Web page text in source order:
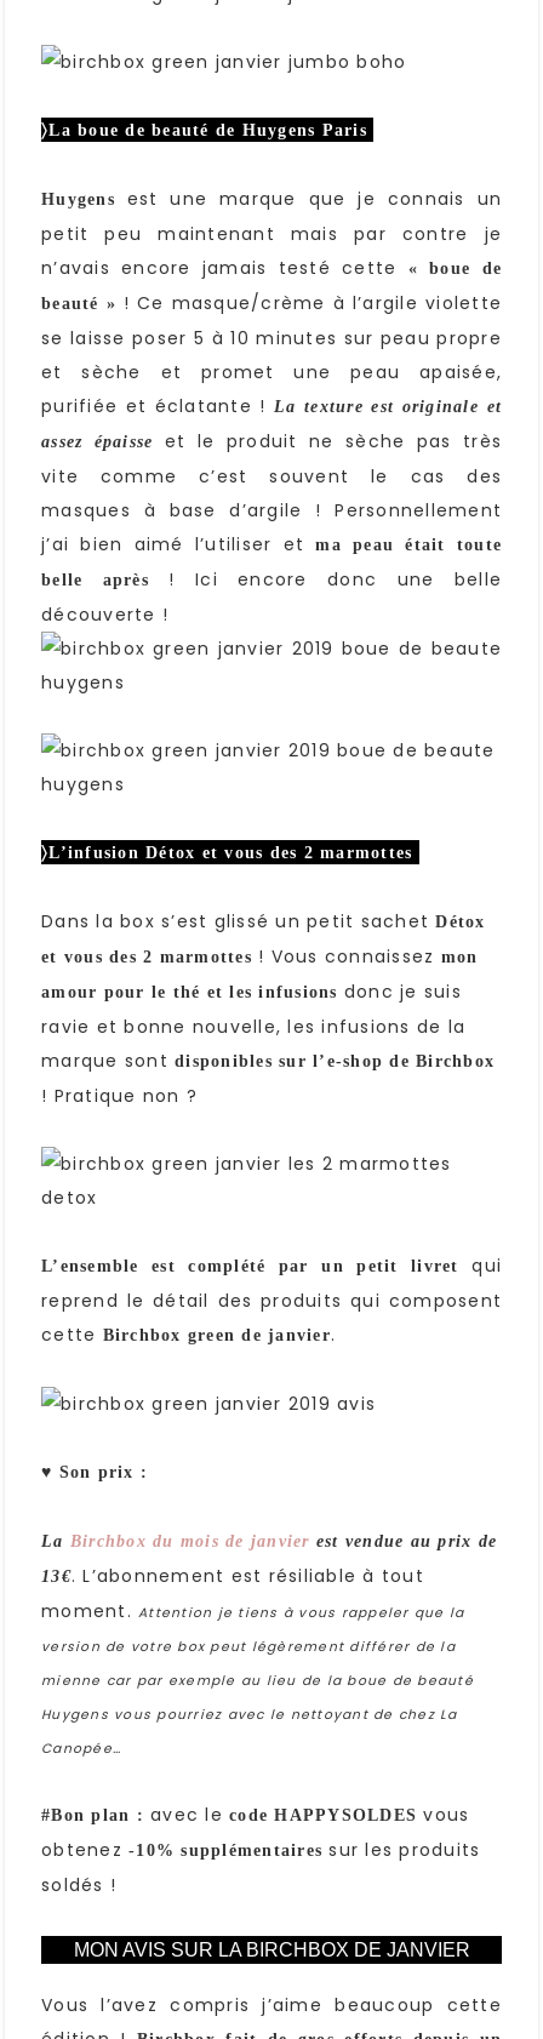
〉La boue de beauté de Huygens Paris
Huygens
est une marque que je connais un
petit peu maintenant mais par contre je
n’avais encore jamais testé cette
« boue de
beauté » ! Ce masque/crème à l’argile violette
se laisse poser 5 à 10 minutes sur peau propre
et sèche et promet une peau apaisée,
purifiée et éclatante !La texture est originale et
assez épaisse
et le produit ne sèche pas très
vite comme c’est souvent le cas des
masques à base d’argile ! Personnellement
j’ai bien aimé l’utiliser etma peau était toute
belle après
! Ici encore donc une belle
découverte !
〉L’infusion Détox et vous des 2 marmottes
Dans la box s’est glissé un petit sachetDétox
et vous des 2 marmottes ! Vous connaissez mon
amour pour le thé et les infusions donc je suis
ravie et bonne nouvelle, les infusions de la
marque sont disponibles sur l’e-shop de Birchbox
! Pratique non ?
L’ensemble est complété par un petit livret
qui
reprend le détail des produits qui composent
cette Birchbox green de janvier.
♥ Son prix :
La Birchbox du mois de janvier est vendue au prix de
13€. L’abonnement est résiliable à tout
moment. Attention je tiens à vous rappeler que la
version de votre box peut légèrement différer de la
mienne car par exemple au lieu de la boue de beauté
Huygens vous pourriez avec le nettoyant de chez La
Canopée…
#Bon plan : avec le code HAPPYSOLDES vous
obtenez -10% supplémentaires sur les produits
soldés !
MON AVIS SUR LA BIRCHBOX DE JANVIER
Vous l’avez compris j’aime beaucoup cette